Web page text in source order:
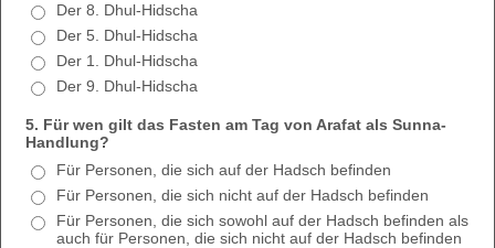
Der 8. Dhul-Hidscha
Der 5. Dhul-Hidscha
Der 1. Dhul-Hidscha
Der 9. Dhul-Hidscha
5. Für wen gilt das Fasten am Tag von Arafat als Sunna-
Handlung?
Für Personen, die sich auf der Hadsch befinden
Für Personen, die sich nicht auf der Hadsch befinden
Für Personen, die sich sowohl auf der Hadsch befinden als
auch für Personen, die sich nicht auf der Hadsch befinden